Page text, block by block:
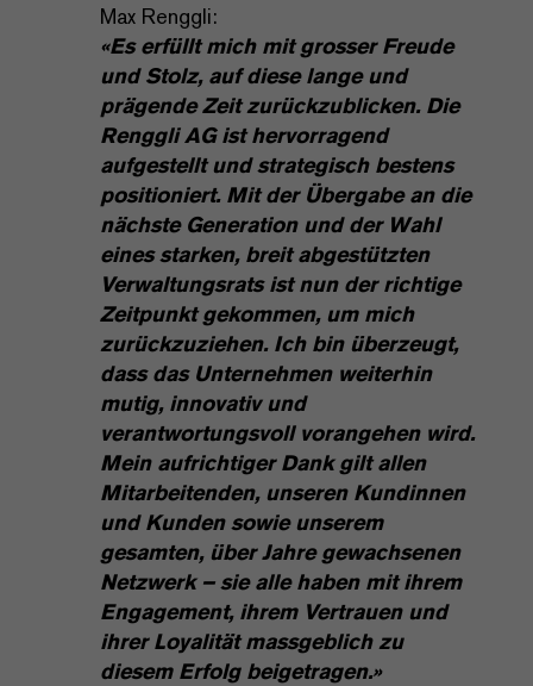
Max Renggli:
«Es erfüllt mich mit grosser Freude
und Stolz, auf diese lange und
prägende Zeit zurückzublicken. Die
Renggli AG ist hervorragend
aufgestellt und strategisch bestens
positioniert. Mit der Übergabe an die
nächste Generation und der Wahl
eines starken, breit abgestützten
Verwaltungsrats ist nun der richtige
Zeitpunkt gekommen, um mich
zurückzuziehen. Ich bin überzeugt,
dass das Unternehmen weiterhin
mutig, innovativ und
verantwortungsvoll vorangehen wird.
Mein aufrichtiger Dank gilt allen
Mitarbeitenden, unseren Kundinnen
und Kunden sowie unserem
gesamten, über Jahre gewachsenen
Netzwerk – sie alle haben mit ihrem
Engagement, ihrem Vertrauen und
ihrer Loyalität massgeblich zu
diesem Erfolg beigetragen.»